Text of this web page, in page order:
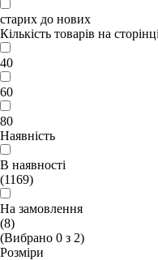
старих до нових
Кількість товарів на сторінці
40
60
80
Наявність
В наявності
(1169)
На замовлення
(8)
(Вибрано 0 з 2)
Розміри